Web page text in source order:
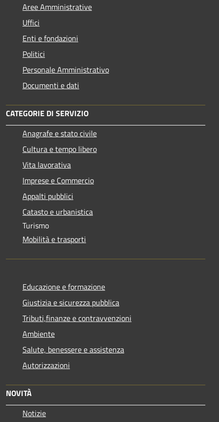
Aree Amministrative
Uffici
Enti e fondazioni
Politici
Personale Amministrativo
Documenti e dati
CATEGORIE DI SERVIZIO
Anagrafe e stato civile
Cultura e tempo libero
Vita lavorativa
Imprese e Commercio
Appalti pubblici
Catasto e urbanistica
Turismo
Mobilità e trasporti
Educazione e formazione
Giustizia e sicurezza pubblica
Tributi,finanze e contravvenzioni
Ambiente
Salute, benessere e assistenza
Autorizzazioni
NOVITÀ
Notizie